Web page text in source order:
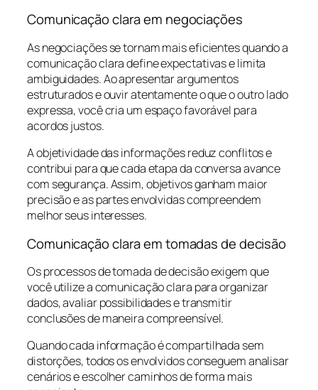
Comunicação clara em negociações
As negociações se tornam mais eficientes quando a
comunicação clara define expectativas e limita
ambiguidades. Ao apresentar argumentos
estruturados e ouvir atentamente o que o outro lado
expressa, você cria um espaço favorável para
acordos justos.
A objetividade das informações reduz conflitos e
contribui para que cada etapa da conversa avance
com segurança. Assim, objetivos ganham maior
precisão e as partes envolvidas compreendem
melhor seus interesses.
Comunicação clara em tomadas de decisão
Os processos de tomada de decisão exigem que
você utilize a comunicação clara para organizar
dados, avaliar possibilidades e transmitir
conclusões de maneira compreensível.
Quando cada informação é compartilhada sem
distorções, todos os envolvidos conseguem analisar
cenários e escolher caminhos de forma mais